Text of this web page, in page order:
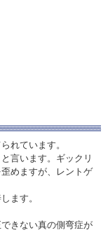
れています。
言います。ギックリ
めますが、レントゲ
ます。
きない真の側弯症が